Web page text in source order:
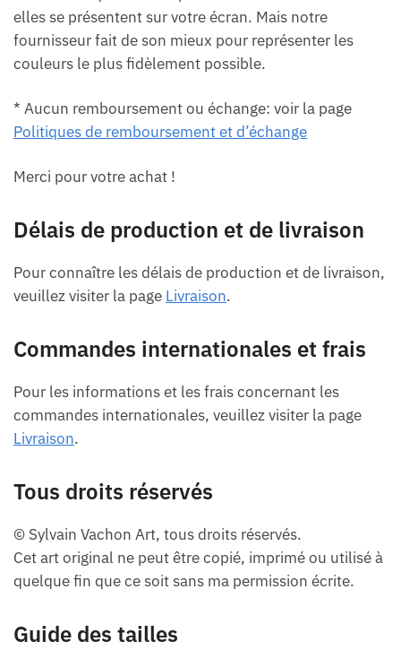
elles se présentent sur votre écran. Mais notre
fournisseur fait de son mieux pour représenter les
couleurs le plus fidèlement possible.
* Aucun remboursement ou échange: voir la page
Politiques de remboursement et d’échange
Merci pour votre achat !
Délais de production et de livraison
Pour connaître les délais de production et de livraison,
veuillez visiter la page Livraison.
Commandes internationales et frais
Pour les informations et les frais concernant les
commandes internationales, veuillez visiter la page
Livraison.
Tous droits réservés
© Sylvain Vachon Art, tous droits réservés.
Cet art original ne peut être copié, imprimé ou utilisé à
quelque fin que ce soit sans ma permission écrite.
Guide des tailles